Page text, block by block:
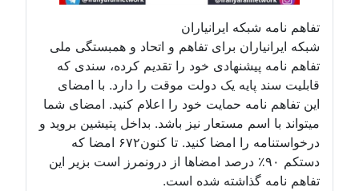
تفاهم نامه شبکه ایرانیاران
شبکه ایرانیاران برای تفاهم و اتحاد و همبستگی ملی
تفاهم نامه پیشنهادی خود را تقدیم کرده، سندی که
قابلیت سند پایه یک دولت موقت را دارد. با امضای
این تفاهم نامه حمایت خود را اعلام کنید. امضای شما
میتواند با اسم مستعار نیز باشد. بداخل پتیشین بروید و
درخواستنامه را امضا کنید. تا کنون۶۷۲ امضا که
دستکم ۹۰٪ درصد امضاها از درونمرز است بزیر این
تفاهم نامه گذاشته شده است.